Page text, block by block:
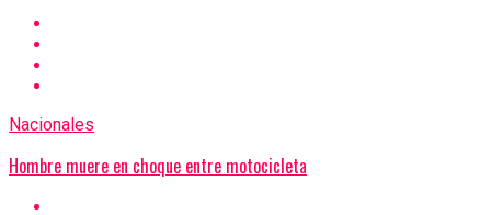
Nacionales
Hombre muere en choque entre motocicleta